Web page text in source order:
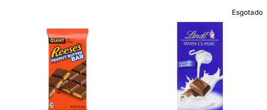
Esgotado